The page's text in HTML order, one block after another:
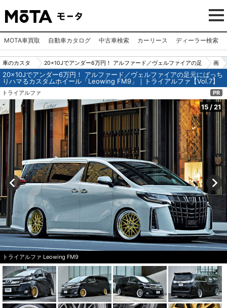
MOTA車買取 自動車カタログ 中古車検索 カーリース ディーラー検索
車のカスタ
ムパーツ
（カー用
品）
20×10Jでアンダー6万円！ アルファード／ヴェルファイアの足
元にばっちりハマるカスタムホイール「Leowing FM9」｜トラ
イアルファ【Vol.7】
画
像
N
o.
15
20×10Jでアンダー6万円！ アルファード／ヴェルファイアの足元にばっち
りハマるカスタムホイール「Leowing FM9」｜トライアルファ【Vol.7】
トライアルファ PR
15 /21
トライアルファ Leowing FM9